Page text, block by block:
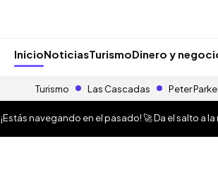
InicioNoticiasTurismoDinero y
Turismo Las Cascadas Peter
¡Estás navegando en el pasado! 🚀 Da el salto a